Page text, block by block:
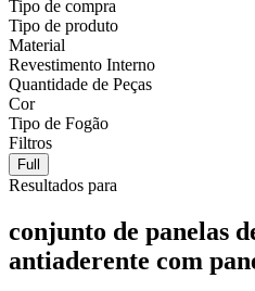
Tipo de compra
Tipo de produto
Material
Revestimento Interno
Quantidade de Peças
Cor
Tipo de Fogão
Filtros
Full
Resultados para
conjunto de panelas
antiaderente com